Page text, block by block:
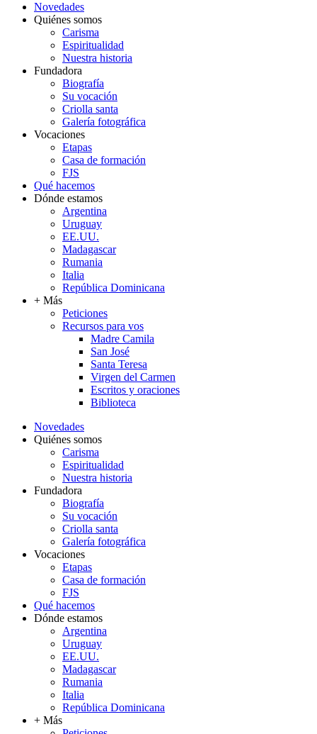
Novedades
Quiénes somos
Carisma
Espiritualidad
Nuestra historia
Fundadora
Biografía
Su vocación
Criolla santa
Galería fotográfica
Vocaciones
Etapas
Casa de formación
FJS
Qué hacemos
Dónde estamos
Argentina
Uruguay
EE.UU.
Madagascar
Rumania
Italia
República Dominicana
+ Más
Peticiones
Recursos para vos
Madre Camila
San José
Santa Teresa
Virgen del Carmen
Escritos y oraciones
Biblioteca
Novedades
Quiénes somos
Carisma
Espiritualidad
Nuestra historia
Fundadora
Biografía
Su vocación
Criolla santa
Galería fotográfica
Vocaciones
Etapas
Casa de formación
FJS
Qué hacemos
Dónde estamos
Argentina
Uruguay
EE.UU.
Madagascar
Rumania
Italia
República Dominicana
+ Más